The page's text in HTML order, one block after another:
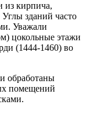
из кирпича,
зданий часто
Уважали
цокольные этажи
(1444-1460) во
обработаны
помещений